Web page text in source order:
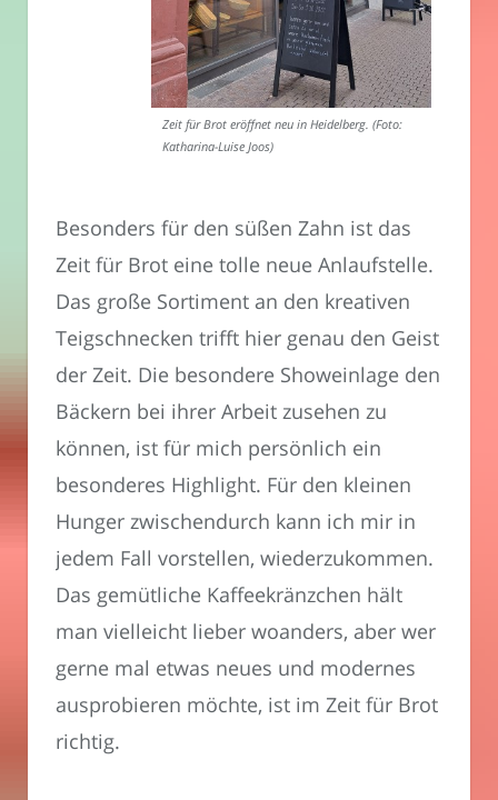
Zeit für Brot eröffnet neu in Heidelberg. (Foto:
Katharina-Luise Joos)
Besonders für den süßen Zahn ist das
Zeit für Brot eine tolle neue Anlaufstelle.
Das große Sortiment an den kreativen
Teigschnecken trifft hier genau den Geist
der Zeit. Die besondere Showeinlage den
Bäckern bei ihrer Arbeit zusehen zu
können, ist für mich persönlich ein
besonderes Highlight. Für den kleinen
Hunger zwischendurch kann ich mir in
jedem Fall vorstellen, wiederzukommen.
Das gemütliche Kaffeekränzchen hält
man vielleicht lieber woanders, aber wer
gerne mal etwas neues und modernes
ausprobieren möchte, ist im Zeit für Brot
richtig.